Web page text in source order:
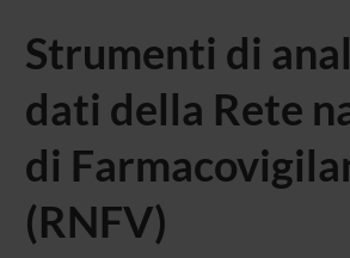
Strumenti di
dati della Rete
di
(RNFV)